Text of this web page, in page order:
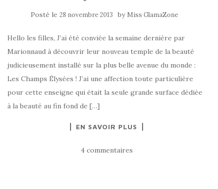
Posté le 28 novembre 2013 by Miss GlamaZone
Hello les filles, J’ai été conviée la semaine dernière par
Marionnaud à découvrir leur nouveau temple de la beauté
judicieusement installé sur la plus belle avenue du monde :
Les Champs Élysées ! J’ai une affection toute particulière
pour cette enseigne qui était la seule grande surface dédiée
à la beauté au fin fond de […]
EN SAVOIR PLUS
4 commentaires